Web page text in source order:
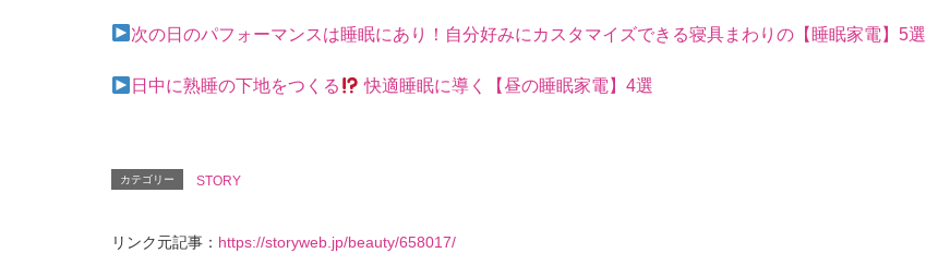
次の日のパフォーマンスは睡眠にあり！自分好みにカスタマイズできる寝具まわりの【睡眠家電】5選
日中に熟睡の下地をつくる 快適睡眠に導く【昼の睡眠家電】4選
カテゴリー STORY
リンク元記事： https://storyweb.jp/beauty/658017/